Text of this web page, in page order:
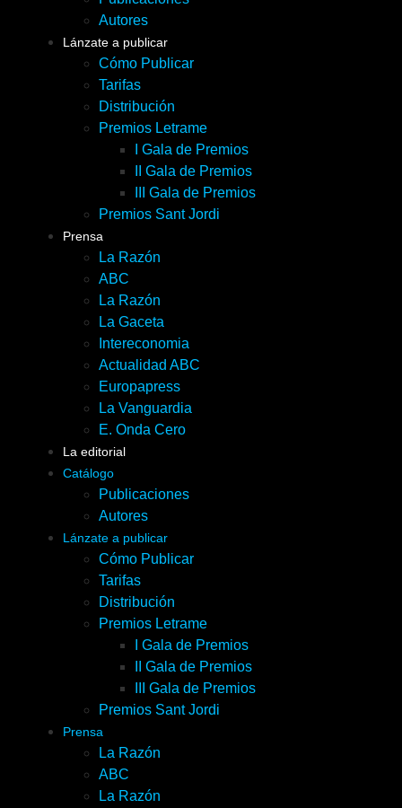
Autores
Lánzate a publicar
Cómo Publicar
Tarifas
Distribución
Premios Letrame
I Gala de Premios
II Gala de Premios
III Gala de Premios
Premios Sant Jordi
Prensa
La Razón
ABC
La Razón
La Gaceta
Intereconomia
Actualidad ABC
Europapress
La Vanguardia
E. Onda Cero
La editorial
Catálogo
Publicaciones
Autores
Lánzate a publicar
Cómo Publicar
Tarifas
Distribución
Premios Letrame
I Gala de Premios
II Gala de Premios
III Gala de Premios
Premios Sant Jordi
Prensa
La Razón
ABC
La Razón